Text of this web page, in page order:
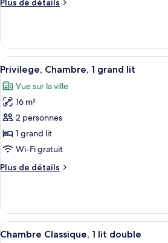
chambre :
2
lits
une
place
le
type
de
chambre
Chambre
Classique,
lits
une
place
Afficher
toutes
les
photos
pour
ce
type
chambre :
grand
Une
6
Privilege, Chambre, 1 grand lit
Vue sur la ville
16 m²
2 personnes
1 grand lit
Wi-Fi gratuit
Plus de détails
Plus
le
type
de
Afficher
Une
5
Chambre Classique, 1 lit double